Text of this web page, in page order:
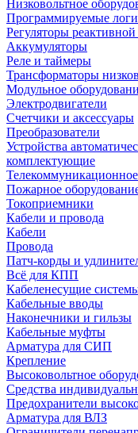
Низковольтное
Программируемые
Регуляторы
Аккумуляторы
Реле и таймеры
Трансформаторы
Модульное
Электродвигатели
Счетчики и аксессуары
Преобразователи
Устройства
комплектующие
Пожарное
Токоприемники
Кабели и провода
Кабели
Провода
Патч-корды и
Всё для КПП
Кабеленесущие
Кабельные вводы
Наконечники и гильзы
Кабельные муфты
Арматура для СИП
Крепление
Высоковольтное
Средства
Предохранители
Арматура для ВЛЗ